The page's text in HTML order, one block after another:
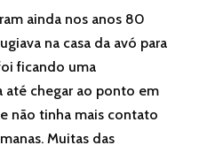
ainda nos anos 80
na casa da avó para
ficando uma
até chegar ao ponto em
não tinha mais contato
Muitas das